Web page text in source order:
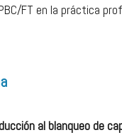
FT en la práctica
al blanqueo de